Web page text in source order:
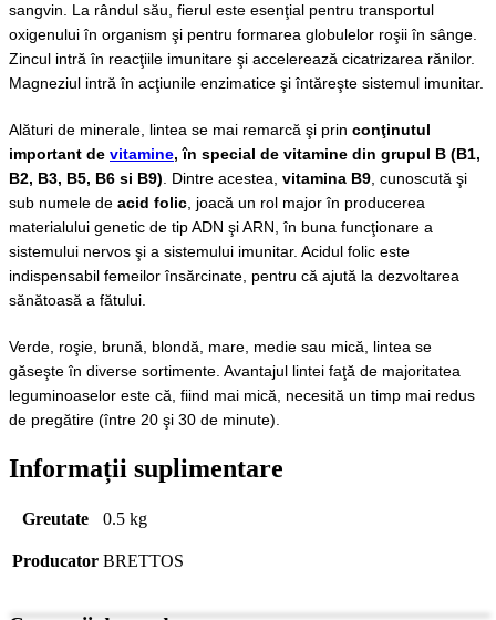
sangvin. La rândul său, fierul este esenţial pentru transportul
oxigenului în organism şi pentru formarea globulelor roşii în sânge.
Zincul intră în reacţiile imunitare şi accelerează cicatrizarea rănilor.
Magneziul intră în acţiunile enzimatice şi întăreşte sistemul imunitar.
Alături de minerale, lintea se mai remarcă şi prin conţinutul
important de vitamine, în special de vitamine din grupul B (B1,
B2, B3, B5, B6 si B9). Dintre acestea, vitamina B9, cunoscută şi
sub numele de acid folic, joacă un rol major în producerea
materialului genetic de tip ADN şi ARN, în buna funcţionare a
sistemului nervos şi a sistemului imunitar. Acidul folic este
indispensabil femeilor însărcinate, pentru că ajută la dezvoltarea
sănătoasă a fătului.
Verde, roşie, brună, blondă, mare, medie sau mică, lintea se
găseşte în diverse sortimente. Avantajul lintei faţă de majoritatea
leguminoaselor este că, fiind mai mică, necesită un timp mai redus
de pregătire (între 20 şi 30 de minute).
Informații suplimentare
Greutate 0.5 kg
Producator BRETTOS